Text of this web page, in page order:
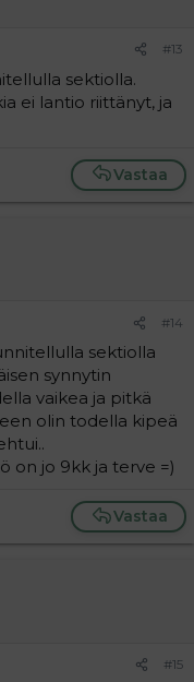
#13
sektiolla.
ei lantio riittänyt, ja
Vastaa
#14
sektiolla
synnytin
vaikea ja pitkä
olin todella kipeä
on jo 9kk ja terve =)
Vastaa
#15